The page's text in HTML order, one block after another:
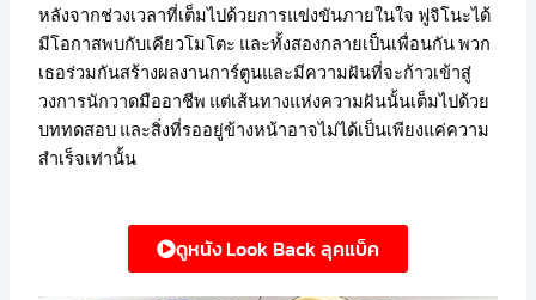
หลังจากช่วงเวลาที่เต็มไปด้วยการแข่งขันภายในใจ ฟูจิโนะได้
มีโอกาสพบกับเคียวโมโตะ และทั้งสองกลายเป็นเพื่อนกัน พวก
เธอร่วมกันสร้างผลงานการ์ตูนและมีความฝันที่จะก้าวเข้าสู่
วงการนักวาดมืออาชีพ แต่เส้นทางแห่งความฝันนั้นเต็มไปด้วย
บททดสอบ และสิ่งที่รออยู่ข้างหน้าอาจไม่ได้เป็นเพียงแค่ความ
สำเร็จเท่านั้น
ดูหนัง Look Back ลุคแบ็ค